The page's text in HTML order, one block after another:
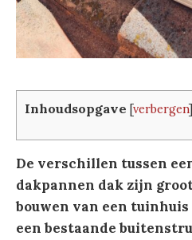
Inhoudsopgave [verbergen]
De verschillen tussen
dakpannen dak zijn
bouwen van een
een bestaande